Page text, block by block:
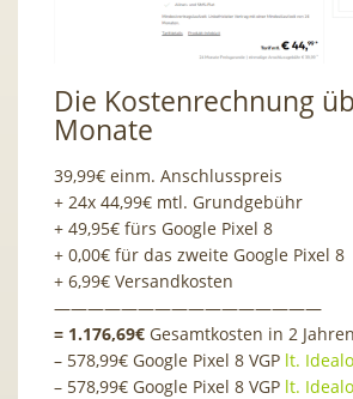
Die Kostenrechnung
Monate
39,99€ einm. Anschlusspreis
+ 24x 44,99€ mtl. Grundgebühr
+ 49,95€ fürs Google Pixel 8
+ 0,00€ für das zweite Google Pixel 8
+ 6,99€ Versandkosten
————————————————
= 1.176,69€ Gesamtkosten in 2 Jahren
– 578,99€ Google Pixel 8 VGP lt. Idealo
– 578,99€ Google Pixel 8 VGP lt. Idealo